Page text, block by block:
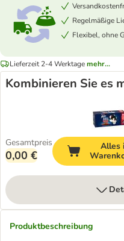
Regelmäßige
Flexibel, ohne
Lieferzeit 2-4 Werktagemehr...
Kombinieren Sie es
Gesamtpreis
0,00 €
Alles
Produktbeschreibung